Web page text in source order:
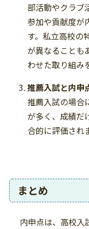
部活動やクラブ
参加や貢献度が
す。私立高校の
が異なることも
わせた取り組み
推薦入試と内申
推薦入試の場合
が多く、成績だ
合的に評価され
まとめ
内申点は、高校入